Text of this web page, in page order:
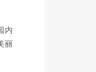
内
丽